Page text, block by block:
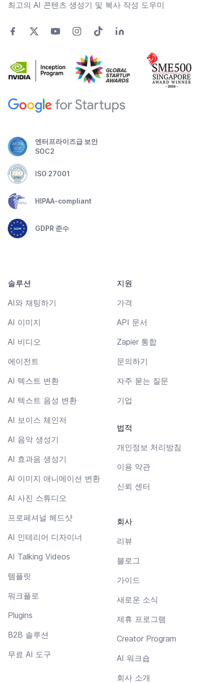
최고의 AI 콘텐츠 생성기 및 복사 작성 도우미
엔터프라이즈급 보안
SOC2
ISO 27001
HIPAA-compliant
GDPR 준수
솔루션
AI와 채팅하기
AI 이미지
AI 비디오
에이전트
AI 텍스트 변환
AI 텍스트 음성 변환
AI 보이스 체인저
AI 음악 생성기
AI 효과음 생성기
AI 이미지 애니메이션 변환
AI 사진 스튜디오
프로페셔널 헤드샷
AI 인테리어 디자이너
AI Talking Videos
템플릿
워크플로
Plugins
B2B 솔루션
무료 AI 도구
지원
가격
API 문서
Zapier 통합
문의하기
자주 묻는 질문
기업
법적
개인정보 처리방침
이용 약관
신뢰 센터
회사
리뷰
블로그
가이드
새로운 소식
제휴 프로그램
Creator Program
AI 워크숍
회사 소개